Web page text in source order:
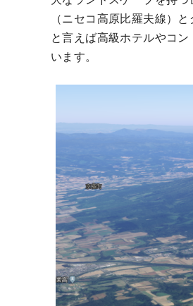
（ニセコ高原比羅夫線）
と言えば高級ホテルやコ
います。